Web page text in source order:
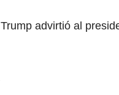
Trump advirtió al